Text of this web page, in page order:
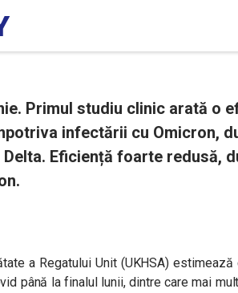
Primul studiu clinic arată o
infectării cu Omicron,
Delta. Eficiență foarte redusă,
a Regatului Unit (UKHSA)estimează
până la finalul lunii,dintre care mai